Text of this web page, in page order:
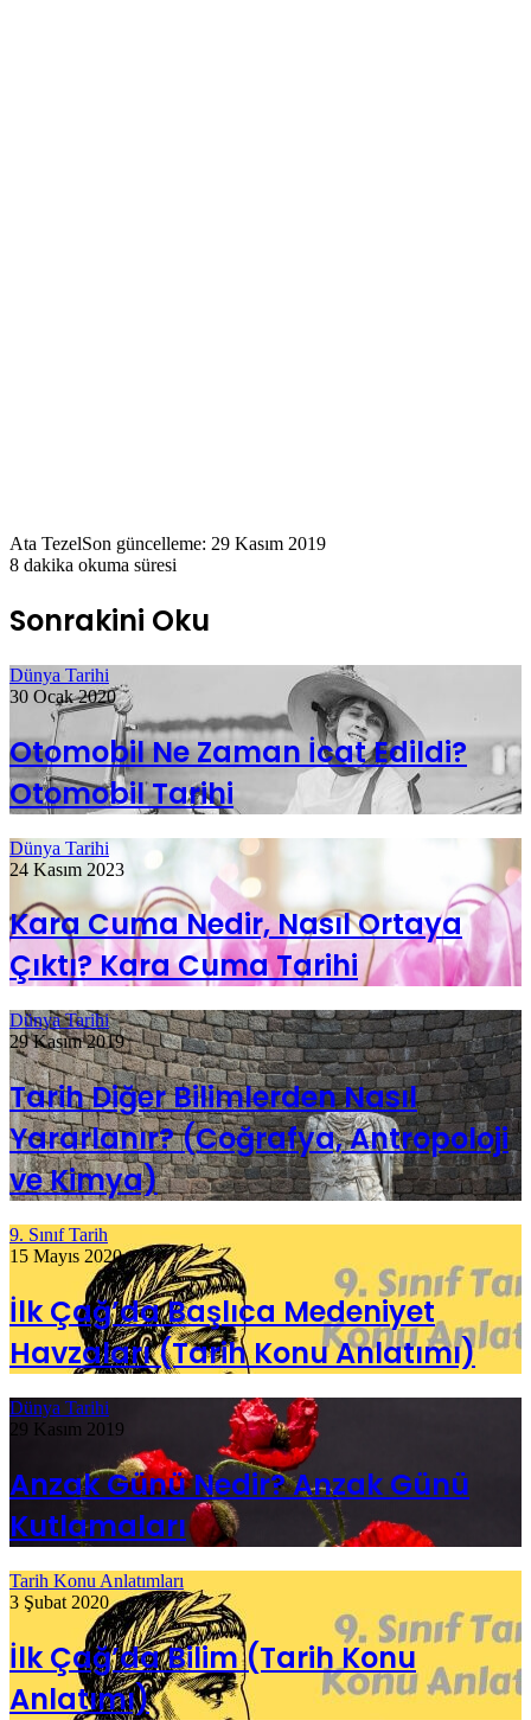
Ata TezelSon güncelleme: 29 Kasım 2019
8 dakika okuma süresi
Sonrakini Oku
Dünya Tarihi
30 Ocak 2020
Otomobil Ne Zaman İcat Edildi?
Otomobil Tarihi
Dünya Tarihi
24 Kasım 2023
Kara Cuma Nedir, Nasıl Ortaya
Çıktı? Kara Cuma Tarihi
Dünya Tarihi
29 Kasım 2019
Tarih Diğer Bilimlerden Nasıl
Yararlanır? (Coğrafya, Antropoloji
ve Kimya)
9. Sınıf Tarih
15 Mayıs 2020
İlk Çağ’da Başlıca Medeniyet
Havzaları (Tarih Konu Anlatımı)
Dünya Tarihi
29 Kasım 2019
Anzak Günü Nedir? Anzak Günü
Kutlamaları
Tarih Konu Anlatımları
3 Şubat 2020
İlk Çağ’da Bilim (Tarih Konu
Anlatımı)